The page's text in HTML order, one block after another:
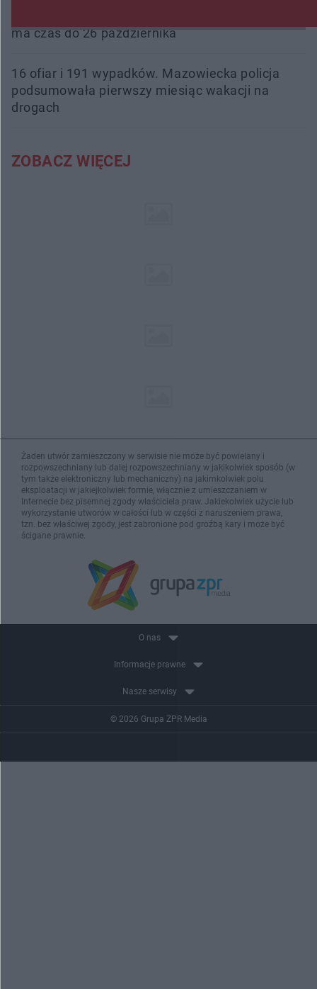
ma czas do 26 października
16 ofiar i 191 wypadków. Mazowiecka policja
podsumowała pierwszy miesiąc wakacji na
drogach
ZOBACZ WIĘCEJ
Żaden utwór zamieszczony w serwisie nie może być powielany i
rozpowszechniany lub dalej rozpowszechniany w jakikolwiek sposób (w
tym także elektroniczny lub mechaniczny) na jakimkolwiek polu
eksploatacji w jakiejkolwiek formie, włącznie z umieszczaniem w
Internecie bez pisemnej zgody właściciela praw. Jakiekolwiek użycie lub
wykorzystanie utworów w całości lub w części z naruszeniem prawa,
tzn. bez właściwej zgody, jest zabronione pod groźbą kary i może być
ścigane prawnie.
O nas
Informacje prawne
Nasze serwisy
© 2026 Grupa ZPR Media